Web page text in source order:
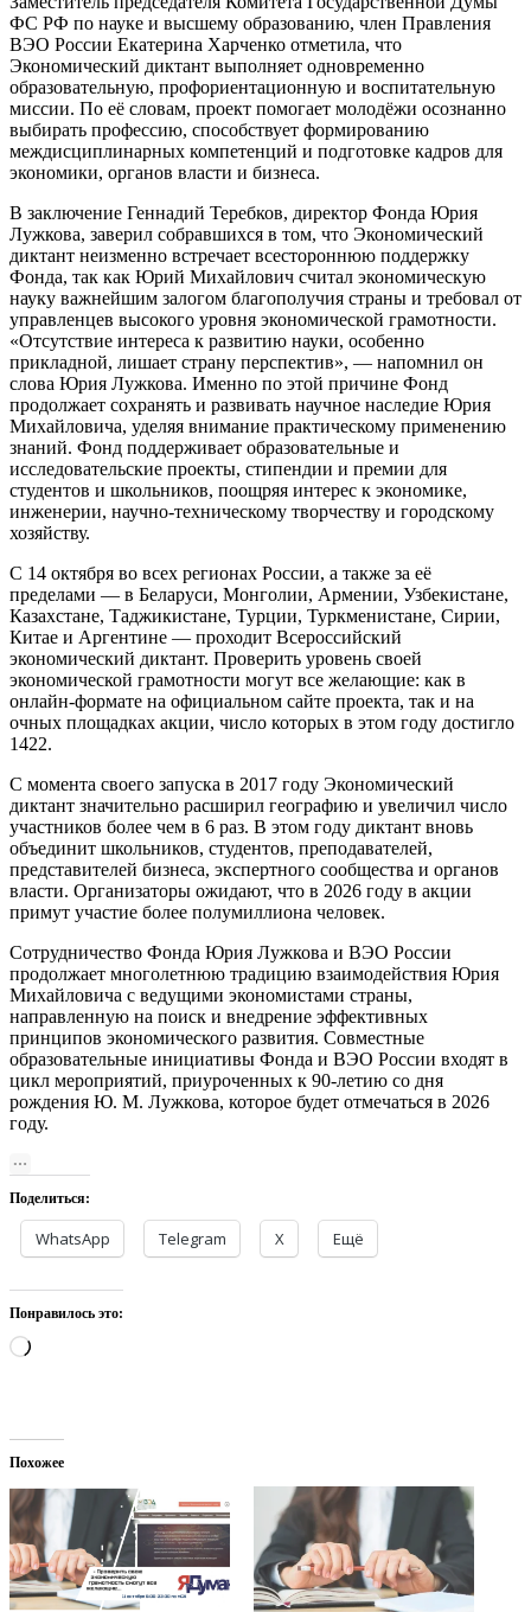
ФС РФ по науке и высшему образованию, член Правления
ВЭО России Екатерина Харченко отметила, что
Экономический диктант выполняет одновременно
образовательную, профориентационную и воспитательную
миссии. По её словам, проект помогает молодёжи осознанно
выбирать профессию, способствует формированию
междисциплинарных компетенций и подготовке кадров для
экономики, органов власти и бизнеса.
В заключение Геннадий Теребков, директор Фонда Юрия
Лужкова, заверил собравшихся в том, что Экономический
диктант неизменно встречает всестороннюю поддержку
Фонда, так как Юрий Михайлович считал экономическую
науку важнейшим залогом благополучия страны и требовал от
управленцев высокого уровня экономической грамотности.
«Отсутствие интереса к развитию науки, особенно
прикладной, лишает страну перспектив», — напомнил он
слова Юрия Лужкова. Именно по этой причине Фонд
продолжает сохранять и развивать научное наследие Юрия
Михайловича, уделяя внимание практическому применению
знаний. Фонд поддерживает образовательные и
исследовательские проекты, стипендии и премии для
студентов и школьников, поощряя интерес к экономике,
инженерии, научно-техническому творчеству и городскому
хозяйству.
С 14 октября во всех регионах России, а также за её
пределами — в Беларуси, Монголии, Армении, Узбекистане,
Казахстане, Таджикистане, Турции, Туркменистане, Сирии,
Китае и Аргентине — проходит Всероссийский
экономический диктант. Проверить уровень своей
экономической грамотности могут все желающие: как в
онлайн-формате на официальном сайте проекта, так и на
очных площадках акции, число которых в этом году достигло
1422.
С момента своего запуска в 2017 году Экономический
диктант значительно расширил географию и увеличил число
участников более чем в 6 раз. В этом году диктант вновь
объединит школьников, студентов, преподавателей,
представителей бизнеса, экспертного сообщества и органов
власти. Организаторы ожидают, что в 2026 году в акции
примут участие более полумиллиона человек.
Сотрудничество Фонда Юрия Лужкова и ВЭО России
продолжает многолетнюю традицию взаимодействия Юрия
Михайловича с ведущими экономистами страны,
направленную на поиск и внедрение эффективных
принципов экономического развития. Совместные
образовательные инициативы Фонда и ВЭО России входят в
цикл мероприятий, приуроченных к 90-летию со дня
рождения Ю. М. Лужкова, которое будет отмечаться в 2026
году.
Поделиться:
WhatsApp Telegram X Ещё
Понравилось это:
Загрузка…
Похожее